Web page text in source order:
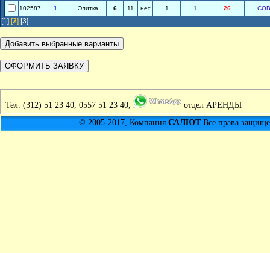
102587 1 Элитка 6 11 нет 1 1 26
[1] [2] [3]
Тел. (312) 51 23 40, 0557 51 23 40,
отдел АРЕНДЫ
© 2005-2017, Компания САЛЮТВсе права